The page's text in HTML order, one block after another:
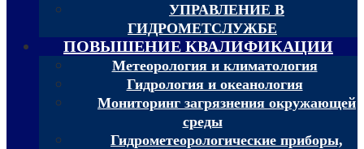
УПРАВЛЕНИЕ В
ГИДРОМЕТСЛУЖБЕ
ПОВЫШЕНИЕ КВАЛИФИКАЦИИ
Метеорология и климатология
Гидрология и океанология
Мониторинг загрязнения окружающей
среды
Гидрометеорологические приборы,